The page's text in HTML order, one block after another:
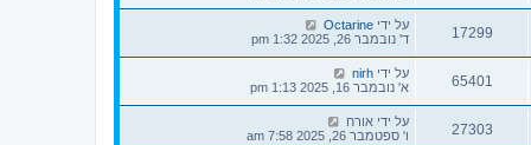
17299 על ידי Octarine
ד' נובמבר 26, 2025 1:32 pm
65401 על ידי nirh
א' נובמבר 16, 2025 1:13 pm
27303 על ידי אורח
ו' ספטמבר 26, 2025 7:58 am